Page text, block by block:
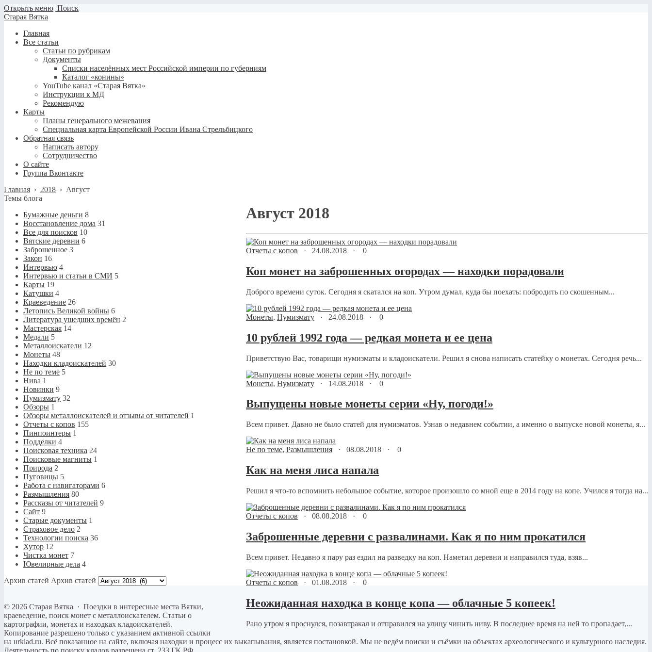
Открыть меню Поиск
Старая Вятка
Главная
Все статьи
Статьи по рубрикам
Документы
Списки населённых мест Российской империи по губерниям
Каталог «конины»
YouTube канал «Старая Вятка»
Инструкции к МД
Рекомендую
Карты
Планы генерального межевания
Специальная карта Европейской России Ивана Стрельбицкого
Обратная связь
Написать автору
Сотрудничество
О сайте
Группа Вконтакте
Главная › 2018 › Август
Август 2018
Отчеты с копов · 24.08.2018 · 0
Коп монет на заброшенных огородах — находки порадовали
Доброго времени суток. Сегодня я скатался на коп. Утром думал, куда бы поехать: побродить по скошенным...
Монеты, Нумизмату · 24.08.2018 · 0
10 рублей 1992 года — редкая монета и ее цена
Приветствую Вас, товарищи нумизматы и кладоискатели. Решил я снова написать статейку о монетах. Сегодня речь...
Монеты, Нумизмату · 14.08.2018 · 0
Выпущены новые монеты серии «Ну, погоди!»
Всем привет. Давно не было статей для нумизматов. Узнав о недавнем событии, а именно о выпуске новой монеты, я...
Не по теме, Размышления · 08.08.2018 · 0
Как на меня лиса напала
Решил я что-то вспомнить небольшое событие, которое произошло со мной еще в 2014 году на копе. Учился я тогда на...
Отчеты с копов · 08.08.2018 · 0
Заброшенные деревни с развалинами. Как я по ним прокатился
Всем привет. Недавно я пару раз ездил на разведку на коп. Наметил деревни и направился туда, взяв...
Отчеты с копов · 01.08.2018 · 0
Неожиданная находка в конце копа — облачные 5 копеек!
Рано утром я проснулся, позавтракал и отправился на улицу чинить ниву. В последнее время на ней то пропадает,...
Темы блога
Бумажные деньги 8
Восстановление дома 31
Все для поисков 10
Вятские деревни 6
Заброшенное 3
Закон 16
Интервью 4
Интервью и статьи в СМИ 5
Карты 19
Катушки 4
Краеведение 26
Летопись Великой войны 6
Литература ушедших времён 2
Мастерская 14
Медали 5
Металлоискатели 12
Монеты 48
Находки кладоискателей 30
Не по теме 5
Нива 1
Новинки 9
Нумизмату 32
Обзоры 1
Обзоры металлоискателей и отзывы от читателей 1
Отчеты с копов 155
Пинпоинтеры 1
Подделки 4
Поисковая техника 24
Поисковые магниты 1
Природа 2
Пуговицы 5
Работа с навигаторами 6
Размышления 80
Рассказы от читателей 9
Сайт 9
Старые документы 1
Страховое дело 2
Технологии поиска 36
Хутор 12
Чистка монет 7
Ювелирные дела 4
Архив статей Архив статей
© 2026 Старая Вятка · Поездки в интересные места Вятки,
краеведение, поиск монет с металлоискателем. Статьи о
картографии, монетах и находках кладоискателей.
Копирование разрешено только c указанием активной ссылки
на urklad.ru. Всё показанное на сайте, включая находки и процесс их выкапывания, является постановкой. Мы не ведём поиски и съёмки на объектах археологического и культурного наследия.
Деятельность по поиску кладов разрешена ст. 233 ГК РФ.